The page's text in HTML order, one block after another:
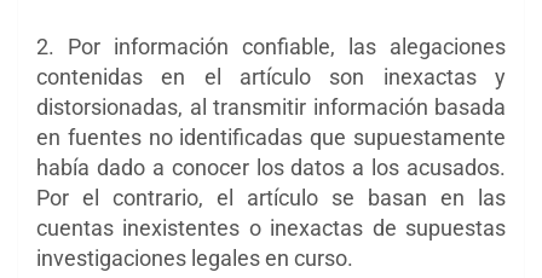
2. Por información confiable, las alegaciones
contenidas en el artículo son inexactas y
distorsionadas, al transmitir información basada
en fuentes no identificadas que supuestamente
había dado a conocer los datos a los acusados.
Por el contrario, el artículo se basan en las
cuentas inexistentes o inexactas de supuestas
investigaciones legales en curso.